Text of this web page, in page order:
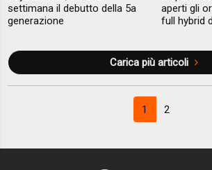
settimana il debutto della 5a
generazione
aperti gli
full hybrid
Carica più articoli
1 2